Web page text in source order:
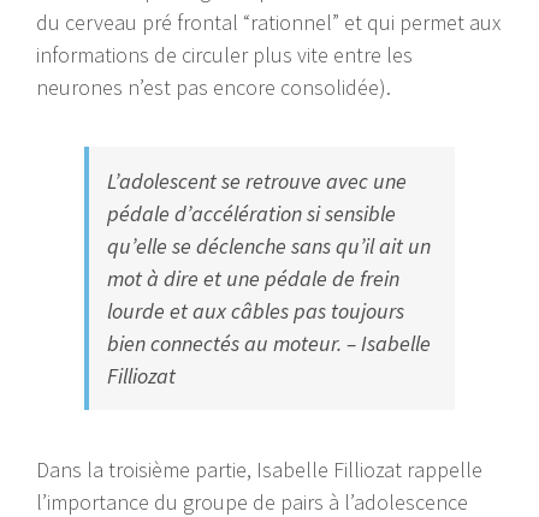
du cerveau pré frontal “rationnel” et qui permet aux
informations de circuler plus vite entre les
neurones n’est pas encore consolidée).
L’adolescent se retrouve avec une
pédale d’accélération si sensible
qu’elle se déclenche sans qu’il ait un
mot à dire et une pédale de frein
lourde et aux câbles pas toujours
bien connectés au moteur. – Isabelle
Filliozat
Dans la troisième partie, Isabelle Filliozat rappelle
l’importance du groupe de pairs à l’adolescence